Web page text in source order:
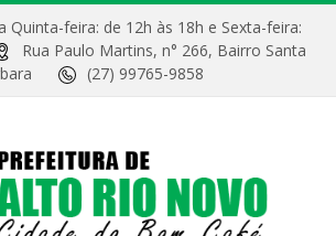
Quinta-feira: de 12h às 18h e Sexta-feira:
Rua Paulo Martins, n° 266, Bairro Santa
(27) 99765-9858